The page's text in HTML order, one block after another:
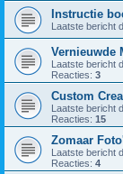
Instructie
Laatste bericht
Vernieuwde
Laatste bericht
Reacties: 3
Custom
Laatste bericht
Reacties: 15
Zomaar
Laatste bericht
Reacties: 4